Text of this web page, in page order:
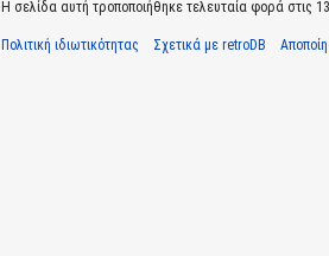
Η σελίδα αυτή τροποποιήθηκε τελευταία φορά στις
Πολιτική ιδιωτικότητας Σχετικά με retroDB